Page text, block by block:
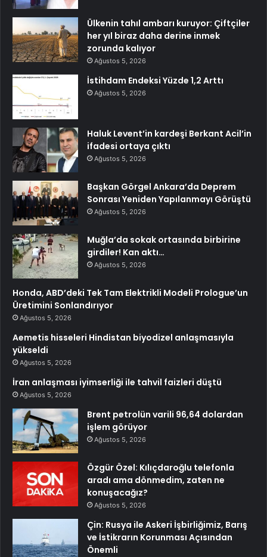
Ülkenin tahıl ambarı kuruyor: Çiftçiler
her yıl biraz daha derine inmek
zorunda kalıyor
Ağustos 5, 2026
İstihdam Endeksi Yüzde 1,2 Arttı
Ağustos 5, 2026
Haluk Levent’in kardeşi Berkant Acil’in
ifadesi ortaya çıktı
Ağustos 5, 2026
Başkan Görgel Ankara’da Deprem
Sonrası Yeniden Yapılanmayı Görüştü
Ağustos 5, 2026
Muğla’da sokak ortasında birbirine
girdiler! Kan aktı…
Ağustos 5, 2026
Honda, ABD’deki Tek Tam Elektrikli Modeli Prologue’un
Üretimini Sonlandırıyor
Ağustos 5, 2026
Aemetis hisseleri Hindistan biyodizel anlaşmasıyla
yükseldi
Ağustos 5, 2026
İran anlaşması iyimserliği ile tahvil faizleri düştü
Ağustos 5, 2026
Brent petrolün varili 96,64 dolardan
işlem görüyor
Ağustos 5, 2026
Özgür Özel: Kılıçdaroğlu telefonla
aradı ama dönmedim, zaten ne
konuşacağız?
Ağustos 5, 2026
Çin: Rusya ile Askeri İşbirliğimiz, Barış
ve İstikrarın Korunması Açısından
Önemli